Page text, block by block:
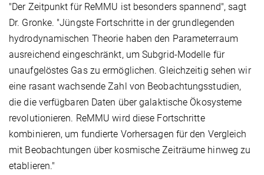
"Der Zeitpunkt für ReMMU ist besonders spannend", sagt
Dr. Gronke. "Jüngste Fortschritte in der grundlegenden
hydrodynamischen Theorie haben den Parameterraum
ausreichend eingeschränkt, um Subgrid-Modelle für
unaufgelöstes Gas zu ermöglichen. Gleichzeitig sehen wir
eine rasant wachsende Zahl von Beobachtungsstudien,
die die verfügbaren Daten über galaktische Ökosysteme
revolutionieren. ReMMU wird diese Fortschritte
kombinieren, um fundierte Vorhersagen für den Vergleich
mit Beobachtungen über kosmische Zeiträume hinweg zu
etablieren."